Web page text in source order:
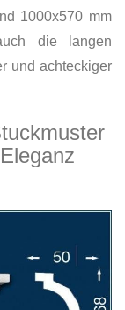
1000x570 mm
die langen
und achteckiger